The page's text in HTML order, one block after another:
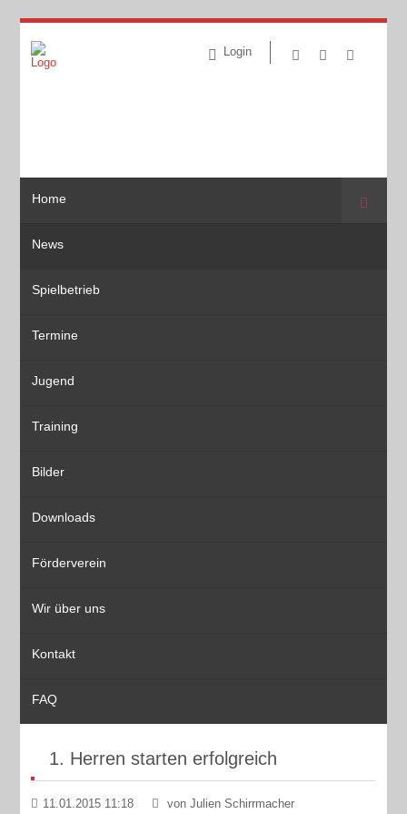
Login
Home
News
Spielbetrieb
Termine
Jugend
Training
Bilder
Downloads
Förderverein
Wir über uns
Kontakt
FAQ
Suche
1. Herren starten erfolgreich
11.01.2015 11:18 von Julien Schirrmacher